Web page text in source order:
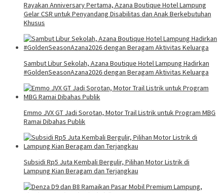
Rayakan Anniversary Pertama, Azana Boutique Hotel Lampung
Gelar CSR untuk Penyandang Disabilitas dan Anak Berkebutuhan
Khusus
Sambut Libur Sekolah, Azana Boutique Hotel Lampung Hadirkan
#GoldenSeasonAzana2026 dengan Beragam Aktivitas Keluarga
Emmo JVX GT Jadi Sorotan, Motor Trail Listrik untuk Program MBG
Ramai Dibahas Publik
Subsidi Rp5 Juta Kembali Bergulir, Pilihan Motor Listrik di
Lampung Kian Beragam dan Terjangkau